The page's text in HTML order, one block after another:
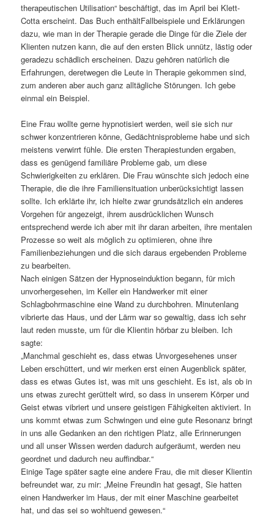
therapeutischen Utilisation“ beschäftigt, das im April bei Klett-
Cotta erscheint. Das Buch enthältFallbeispiele und Erklärungen
dazu, wie man in der Therapie gerade die Dinge für die Ziele der
Klienten nutzen kann, die auf den ersten Blick unnütz, lästig oder
geradezu schädlich erscheinen. Dazu gehören natürlich die
Erfahrungen, deretwegen die Leute in Therapie gekommen sind,
zum anderen aber auch ganz alltägliche Störungen. Ich gebe
einmal ein Beispiel.
Eine Frau wollte gerne hypnotisiert werden, weil sie sich nur
schwer konzentrieren könne, Gedächtnisprobleme habe und sich
meistens verwirrt fühle. Die ersten Therapiestunden ergaben,
dass es genügend familiäre Probleme gab, um diese
Schwierigkeiten zu erklären. Die Frau wünschte sich jedoch eine
Therapie, die die ihre Familiensituation unberücksichtigt lassen
sollte. Ich erklärte ihr, ich hielte zwar grundsätzlich ein anderes
Vorgehen für angezeigt, ihrem ausdrücklichen Wunsch
entsprechend werde ich aber mit ihr daran arbeiten, ihre mentalen
Prozesse so weit als möglich zu optimieren, ohne ihre
Familienbeziehungen und die sich daraus ergebenden Probleme
zu bearbeiten.
Nach einigen Sätzen der Hypnoseinduktion begann, für mich
unvorhergesehen, im Keller ein Handwerker mit einer
Schlagbohrmaschine eine Wand zu durchbohren. Minutenlang
vibrierte das Haus, und der Lärm war so gewaltig, dass ich sehr
laut reden musste, um für die Klientin hörbar zu bleiben. Ich
sagte:
„Manchmal geschieht es, dass etwas Unvorgesehenes unser
Leben erschüttert, und wir merken erst einen Augenblick später,
dass es etwas Gutes ist, was mit uns geschieht. Es ist, als ob in
uns etwas zurecht gerüttelt wird, so dass in unserem Körper und
Geist etwas vibriert und unsere geistigen Fähigkeiten aktiviert. In
uns kommt etwas zum Schwingen und eine gute Resonanz bringt
in uns alle Gedanken an den richtigen Platz, alle Erinnerungen
und all unser Wissen werden dadurch aufgeräumt, werden neu
geordnet und dadurch neu auffindbar.“
Einige Tage später sagte eine andere Frau, die mit dieser Klientin
befreundet war, zu mir: „Meine Freundin hat gesagt, Sie hatten
einen Handwerker im Haus, der mit einer Maschine gearbeitet
hat, und das sei so wohltuend gewesen.“